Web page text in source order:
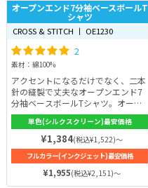
オープンエンド7分袖ベースボールT
シャツ
CROSS & STITCH 丨 OE1230
2
素材：綿100%
アクセントになるだけでなく、二本
針の縫製で丈夫なオープンエンド7
分袖ベースボールTシャツ。オープ
ンエンド糸は、空気の流れを活かし
て製作した糸で、繊維の間にボリュ
ームが出ます。繊維が不均等になる
ため、特有のザックリとした雰囲気
に！生地の厚みは6.2ozと十分にあ
り、耐久性も抜群！この商品を活用
して、思い出に残るオリジナルベー
単色(シルクスクリーン)最安価格
¥1,384(税込¥1,522)～
フルカラー(インクジェット)最安価格
¥1,955(税込¥2,151)～